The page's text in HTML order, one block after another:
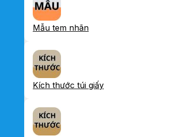
Mẫu tem nhãn
Kích thước túi giấy